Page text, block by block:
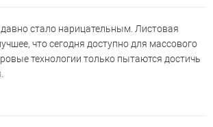
стало нарицательным. Листовая
что сегодня доступно для массового
технологии только пытаются достичь